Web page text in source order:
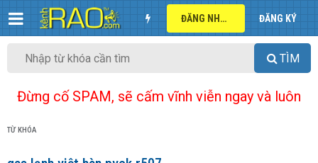
ĐĂNG NHẬP ĐĂNG KÝ
TÌM
Đừng cố SPAM, sẽ cấm vĩnh viễn ngay và luôn
TỪ KHÓA